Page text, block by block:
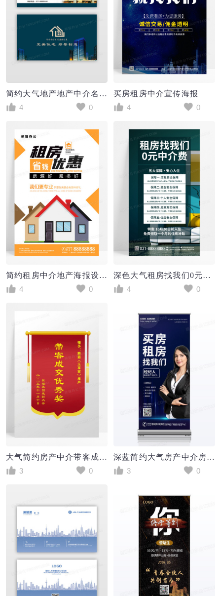
简约大气地产地产中介名片
4
0
买房租房中介宣传海报
4
0
简约租房中介地产海报设计
4
0
深色大气租房找我们0元中介费房源出租手机海报
4
0
大气简约房产中介带客成交流动红旗
3
0
深蓝简约大气房产中介房地产易拉宝展架
3
0